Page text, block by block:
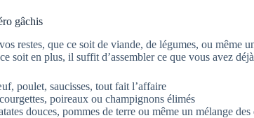
gâchis
restes, que ce soit de viande, de légumes, ou même
soit en plus, il suffit d’assembler ce que vous avez
poulet, saucisses, tout fait l’affaire
poireaux ou champignons élimés
douces, pommes de terre ou même un mélange des